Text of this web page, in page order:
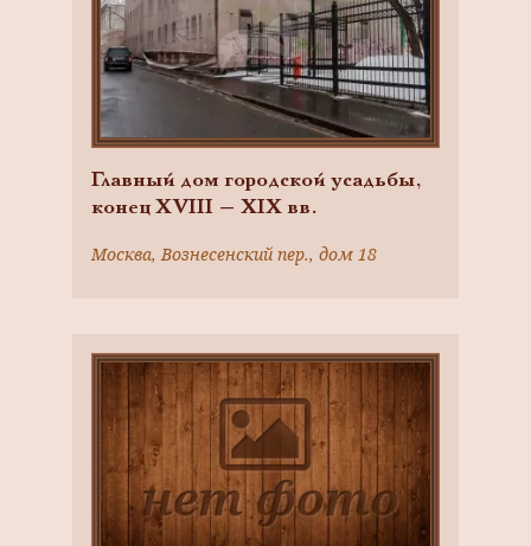
Главный дом городской усадьбы,
конец XVIII — XIX вв.
Москва, Вознесенский пер., дом 18